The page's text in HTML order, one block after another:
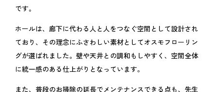
です。
ホールは、廊下に代わる人と人をつなぐ空間として設計され
ており、その理念にふさわしい素材としてオスモフローリン
グが選ばれました。壁や天井との調和もしやすく、空間全体
に統一感のある仕上がりとなっています。
また、普段のお掃除の延長でメンテナンスできる点も、先生